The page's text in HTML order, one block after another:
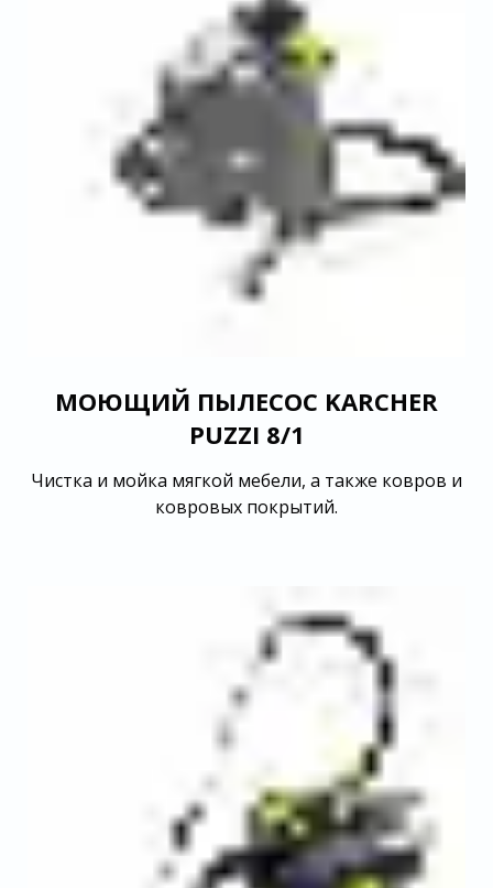
МОЮЩИЙ ПЫЛЕСОС KARCHER
PUZZI 8/1
Чистка и мойка мягкой мебели, а также ковров и
ковровых покрытий.